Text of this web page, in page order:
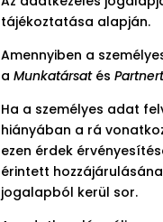
tájékoztatása alapján.
Amennyiben a
aMunkatársat és
Ha a személyes adat
hiányában a rá
ezen érdek
érintett
jogalapból kerül sor.